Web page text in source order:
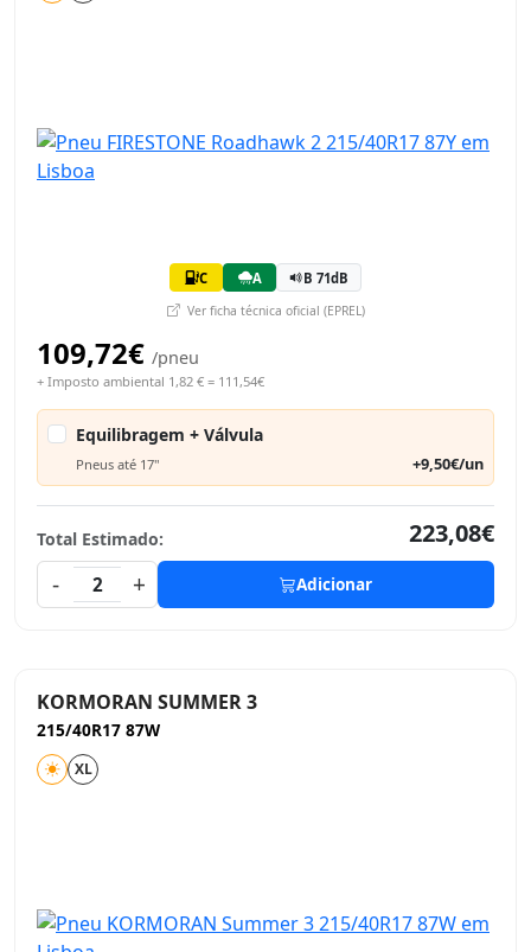
C A B 71dB
Ver ficha técnica oficial (EPREL)
109,72€ /pneu
+ Imposto ambiental 1,82 € = 111,54€
Equilibragem + Válvula
Pneus até 17" +9,50€/un
Total Estimado:
223,08€
-
2 + Adicionar
KORMORAN SUMMER 3
215/40R17 87W
XL